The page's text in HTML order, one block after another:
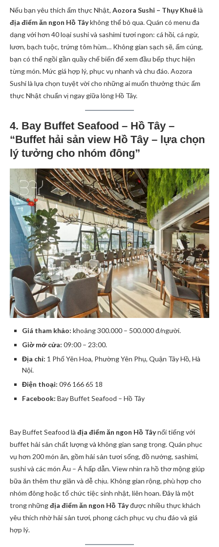
Nếu bạn yêu thích ẩm thực Nhật, Aozora Sushi – Thụy Khuêlà
địa điểm ăn ngon Hồ Tâykhông thể bỏ qua. Quán có menu đa
dạng với hơn 40 loại sushi và sashimi tươi ngon: cá hồi, cá ngừ,
lươn, bạch tuộc, trứng tôm hùm… Không gian sạch sẽ, ấm cúng,
bạn có thể ngồi gần quầy chế biến để xem đầu bếp thực hiện
từng món. Mức giá hợp lý, phục vụ nhanh và chu đáo. Aozora
Sushi là lựa chọn tuyệt vời cho những ai muốn thưởng thức ẩm
thực Nhật chuẩn vị ngay giữa lòng Hồ Tây.
4. Bay Buffet Seafood – Hồ Tây –
“Buffet hải sản view Hồ Tây – lựa chọn
lý tưởng cho nhóm đông”
Giá tham khảo: khoảng 300.000 – 500.000 đ/người.
Giờ mở cửa: 09:00 – 23:00.
Địa chỉ: 1 Phố Yên Hoa, Phường Yên Phụ, Quận Tây Hồ, Hà
Nội.
Điện thoại: 096 166 65 18
Facebook: Bay Buffet Seafood – Hồ Tây
Bay Buffet Seafood là địa điểm ăn ngon Hồ Tâynổi tiếng với
buffet hải sản chất lượng và không gian sang trọng. Quán phục
vụ hơn 200 món ăn, gồm hải sản tươi sống, đồ nướng, sashimi,
sushi và các món Âu – Á hấp dẫn. View nhìn ra hồ thơ mộng giúp
bữa ăn thêm thư giãn và dễ chịu. Không gian rộng, phù hợp cho
nhóm đông hoặc tổ chức tiệc sinh nhật, liên hoan. Đây là một
trong nhữngđịa điểm ăn ngon Hồ Tâyđược nhiều thực khách
yêu thích nhờ hải sản tươi, phong cách phục vụ chu đáo và giá
hợp lý.